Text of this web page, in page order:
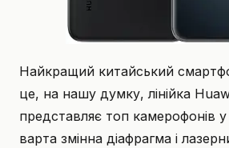
Найкращий китайський
це, на нашу думку, лінійка
представляє топ камерофонів у
варта змінна діафрагма і